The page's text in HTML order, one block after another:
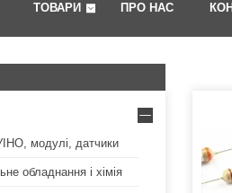
ТОВАРИ ПРО НАС
модулі, датчики
обладнання і хімія